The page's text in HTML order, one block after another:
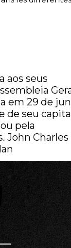
aos seus
em 29 de
de seu
pela
John Charles